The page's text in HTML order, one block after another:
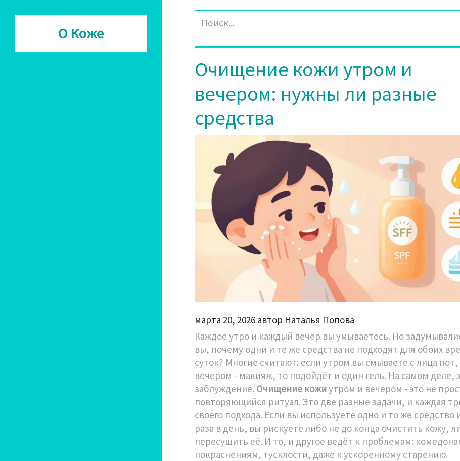
О Коже
Очищение кожи утром и
вечером: нужны ли разные
средства
марта 20, 2026 автор Наталья Попова
Каждое утро и каждый вечер вы умываетесь. Но
вы, почему одни и те же средства не подходят для обоих
суток? Многие считают: если утром вы смываете с лица пот,
вечером - макияж, то подойдёт и один гель. На самом деле,
заблуждение. Очищение кожиутром и вечером - это не
повторяющийся ритуал. Это две разные задачи, и каждая
своего подхода. Если вы используете одно и то же средство
раза в день, вы рискуете либо не до конца очистить кожу,
пересушить её. И то, и другое ведёт к проблемам:
покраснениям, тусклости, даже к ускоренному старению.